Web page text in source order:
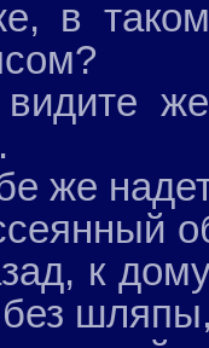
в таком
же надет
к